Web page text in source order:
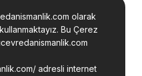
olarak
Bu Çerez
adresli internet